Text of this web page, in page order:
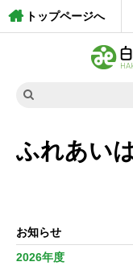
トップページへ
ふれあい
お知らせ
2026年度